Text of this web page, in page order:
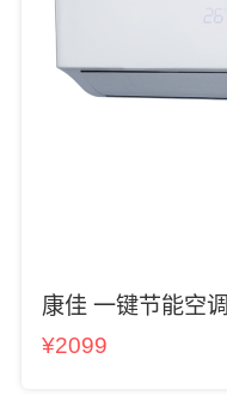
康佳 一键节能空调
¥2099